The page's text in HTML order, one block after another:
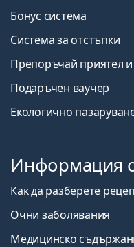
Бонус система
Система за отстъпки
Препоръчай приятел и
Подаръчен ваучер
Екологично
Информация
Как да разберете
Очни заболявания
Медицинско